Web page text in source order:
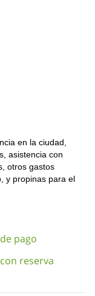
Luego,
ascenso nos
para nuestro
panorámica
será el
tendremos
montañeros
el viaje de
en la ciudad,
asistencia con
otros gastos
y propinas para el
de pago
con reserva